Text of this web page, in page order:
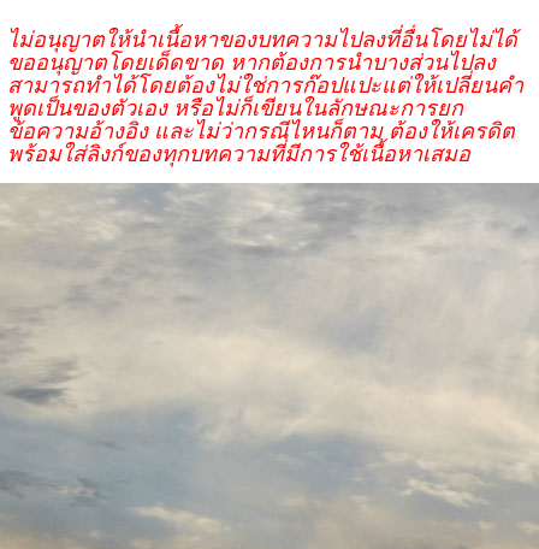
ไม่อนุญาตให้นำเนื้อหาของบทความไปลงที่อื่นโดยไม่ได้
ขออนุญาตโดยเด็ดขาด หากต้องการนำบางส่วนไปลง
สามารถทำได้โดยต้องไม่ใช่การก๊อปแปะแต่ให้เปลี่ยนคำ
พูดเป็นของตัวเอง หรือไม่ก็เขียนในลักษณะการยก
ข้อความอ้างอิง และไม่ว่ากรณีไหนก็ตาม ต้องให้เครดิต
พร้อมใส่ลิงก์ของทุกบทความที่มีการใช้เนื้อหาเสมอ